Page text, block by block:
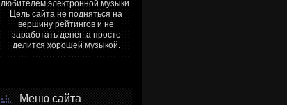
любителем электронной музыки.
Цель сайта не подняться на
вершину рейтингов и не
заработать денег ,а просто
делится хорошей музыкой.
Меню сайта